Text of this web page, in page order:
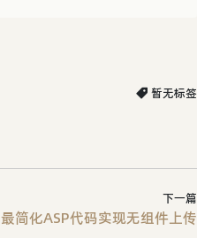
暂无标签
下一篇
最简化ASP代码实现无组件上传